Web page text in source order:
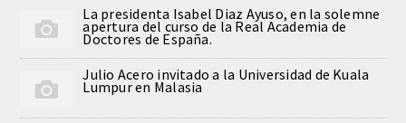
MEDICO-JURIDICAS
PREVENCION,PROMOCION DE LA
SALUD Y GESTION NUEVAS
La presidenta Isabel Diaz Ayuso, en la solemne
apertura del curso de la Real Academia de
Doctores de España.
Julio Acero invitado a la Universidad de Kuala
Lumpur en Malasia